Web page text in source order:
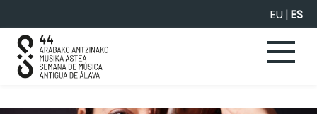
EU|ES